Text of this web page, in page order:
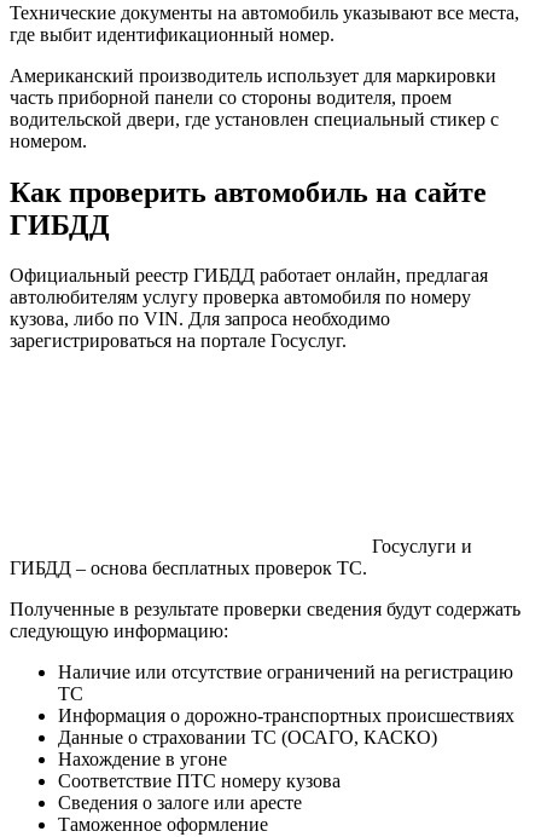
Технические документы на автомобиль указывают все места,
где выбит идентификационный номер.
Американский производитель использует для маркировки
часть приборной панели со стороны водителя, проем
водительской двери, где установлен специальный стикер с
номером.
Как проверить автомобиль на сайте
ГИБДД
Официальный реестр ГИБДД работает онлайн, предлагая
автолюбителям услугу проверка автомобиля по номеру
кузова, либо по VIN. Для запроса необходимо
зарегистрироваться на портале Госуслуг.
Госуслуги и
ГИБДД – основа бесплатных проверок ТС.
Полученные в результате проверки сведения будут содержать
следующую информацию:
Наличие или отсутствие ограничений на регистрацию
ТС
Информация о дорожно-транспортных происшествиях
Данные о страховании ТС (ОСАГО, КАСКО)
Нахождение в угоне
Соответствие ПТС номеру кузова
Сведения о залоге или аресте
Таможенное оформление